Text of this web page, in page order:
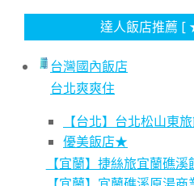
達人飯店推薦 [
台灣國內飯店
台北爽爽住
【台北】台北松山東
優美飯店★
【宜蘭】捷絲旅宜蘭礁溪